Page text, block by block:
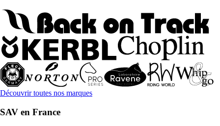
Découvrir toutes nos marques
SAV en France